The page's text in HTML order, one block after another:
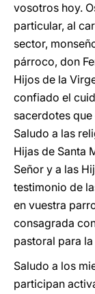
vosotros hoy.
particular, al
sector,
párroco, don
Hijos de la
confiado el
sacerdotes
Saludo a las
Hijas de Santa
Señor y a las
testimonio de
en vuestra
consagrada
pastoral para
Saludo a los
participan